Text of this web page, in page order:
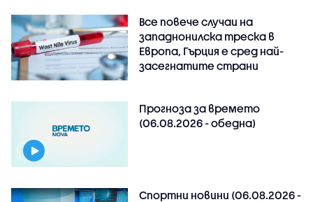
Все повече случаи на
западнонилска треска в
Европа, Гърция е сред най-
засегнатите страни
Прогноза за времето
(06.08.2026 - обедна)
Спортни новини (06.08.2026 -